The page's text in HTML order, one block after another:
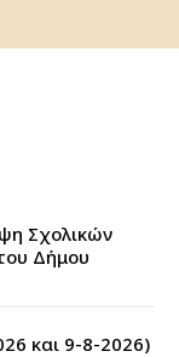
Σχολικών
Δήμου
και 9-8-2026)